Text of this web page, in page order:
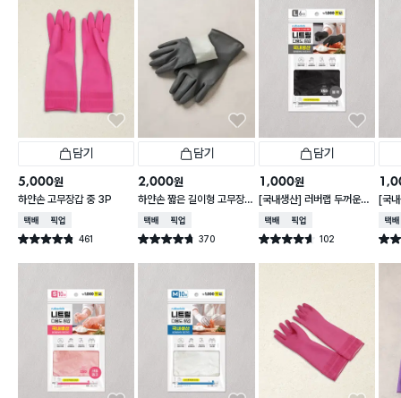
담기
5,000원
하얀손 고무장갑 중 3P
택배배송매장픽업
별점 4.8점 461
건 작성
담기
2,000원
하얀손 짧은 길이형 고무장
택배배송매장픽업
별점 4.7점 370
건 작성
담기
1,000원
[국내생산] 러버랩 두꺼운니
택배배송매장픽업
별점 4.6점 102
건 작성
[국
택배
별점